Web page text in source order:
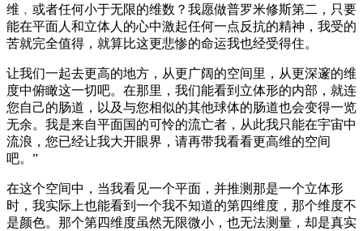
维﹐或者任何小于无限的维数？我愿做普罗米修斯第二，只要
能在平面人和立体人的心中激起任何一点反抗的精神，我受的
苦就完全值得，就算比这更悲惨的命运我也经受得住。
让我们一起去更高的地方，从更广阔的空间里，从更深邃的维
度中俯瞰这一切吧。在那里，我们能看到立体形的内部，就连
您自己的肠道，以及与您相似的其他球体的肠道也会变得一览
无余。我是来自平面国的可怜的流亡者，从此我只能在宇宙中
流浪，您已经让我大开眼界，请再带我看看更高维的空间
吧。”
在这个空间中，当我看见一个平面，并推测那是一个立体形
时，我实际上也能看到一个我不知道的第四维度，那个维度不
是颜色。那个第四维度虽然无限微小，也无法测量，却是真实